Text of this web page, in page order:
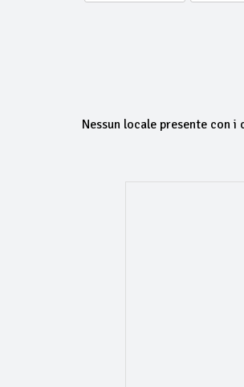
Nessun locale presente con